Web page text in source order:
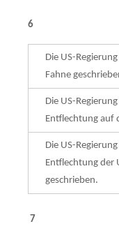
6
Die US-
Fahne
Die US-
Entflechtung auf
Die US-
Entflechtung der
geschrieben.
7